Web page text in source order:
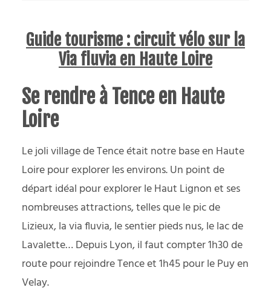
Guide tourisme : circuit vélo sur la
Via fluvia en Haute Loire
Se rendre à Tence en Haute
Loire
Le joli village de Tence était notre base en Haute
Loire pour explorer les environs. Un point de
départ idéal pour explorer le Haut Lignon et ses
nombreuses attractions, telles que le pic de
Lizieux, la via fluvia, le sentier pieds nus, le lac de
Lavalette… Depuis Lyon, il faut compter 1h30 de
route pour rejoindre Tence et 1h45 pour le Puy en
Velay.